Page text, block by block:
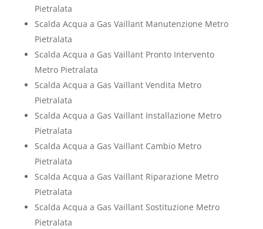
Pietralata
Scalda Acqua a Gas Vaillant Manutenzione Metro
Pietralata
Scalda Acqua a Gas Vaillant Pronto Intervento
Metro Pietralata
Scalda Acqua a Gas Vaillant Vendita Metro
Pietralata
Scalda Acqua a Gas Vaillant Installazione Metro
Pietralata
Scalda Acqua a Gas Vaillant Cambio Metro
Pietralata
Scalda Acqua a Gas Vaillant Riparazione Metro
Pietralata
Scalda Acqua a Gas Vaillant Sostituzione Metro
Pietralata